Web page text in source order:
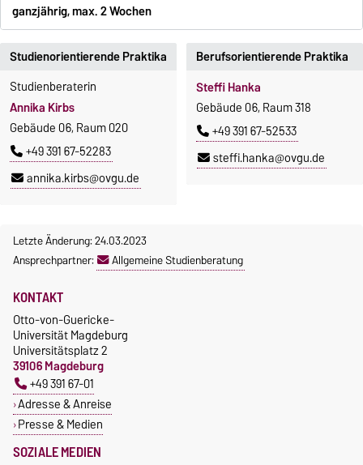
ganzjährig, max. 2 Wochen
Studienorientierende Praktika
Studienberaterin
Annika Kirbs
Gebäude 06, Raum 020
+49 391 67-52283
annika.kirbs@ovgu.de
Berufsorientierende Praktika
Steffi Hanka
Gebäude 06, Raum 318
+49 391 67-52533
steffi.hanka@ovgu.de
Letzte Änderung: 24.03.2023
Ansprechpartner:
Allgemeine Studienberatung
SOZIALE MEDIEN
KONTAKT
Otto-von-Guericke-
Universität Magdeburg
Universitätsplatz 2
39106 Magdeburg
+49 391 67-01
Adresse & Anreise
Presse & Medien